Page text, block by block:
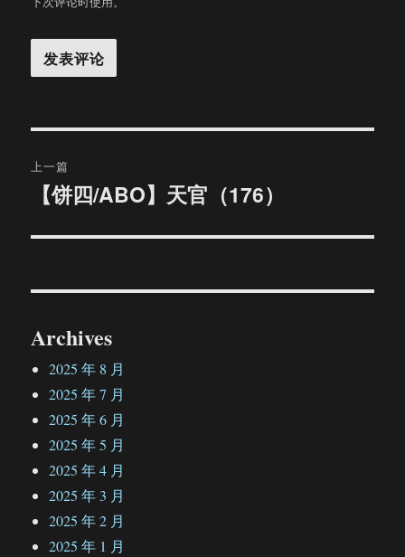
章
上一篇
文
【饼四/ABO】天官（176）
Archives
2025 年 8 月
2025 年 7 月
2025 年 6 月
2025 年 5 月
2025 年 4 月
2025 年 3 月
2025 年 2 月
2025 年 1 月